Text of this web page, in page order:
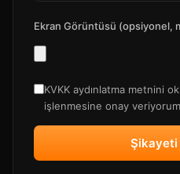
Ekran Görüntüsü (opsiyonel,
KVKK aydınlatma metnini
işlenmesine onay
Şikayeti